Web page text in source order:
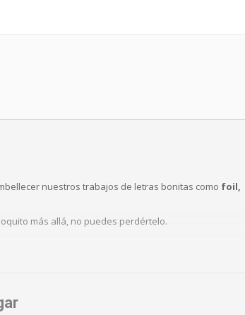
nuestros trabajos de letras bonitas como foil,
más allá, no puedes perdértelo.